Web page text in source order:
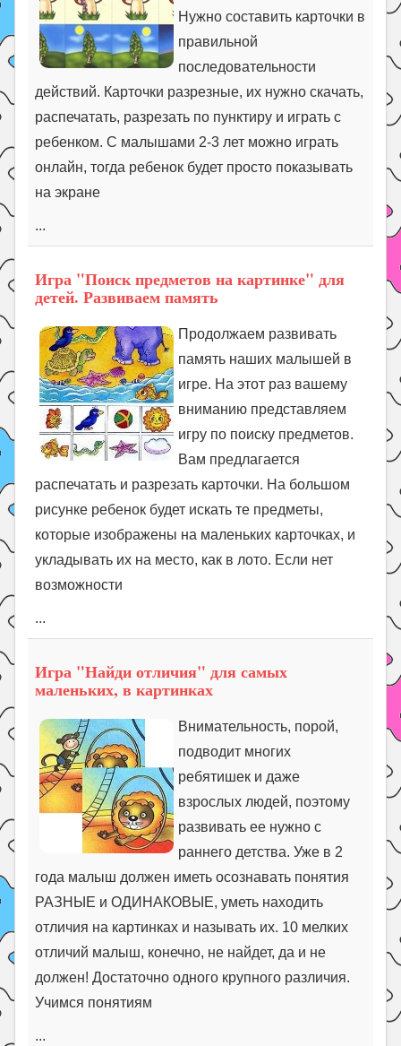
Нужно составить карточки в
правильной
последовательности
действий. Карточки разрезные, их нужно скачать,
распечатать, разрезать по пунктиру и играть с
ребенком. С малышами 2-3 лет можно играть
онлайн, тогда ребенок будет просто показывать
на экране
...
Игра "Поиск предметов на картинке" для
детей. Развиваем память
Продолжаем развивать
память наших малышей в
игре. На этот раз вашему
вниманию представляем
игру по поиску предметов.
Вам предлагается
распечатать и разрезать карточки. На большом
рисунке ребенок будет искать те предметы,
которые изображены на маленьких карточках, и
укладывать их на место, как в лото. Если нет
возможности
...
Игра "Найди отличия" для самых
маленьких, в картинках
Внимательность, порой,
подводит многих
ребятишек и даже
взрослых людей, поэтому
развивать ее нужно с
раннего детства. Уже в 2
года малыш должен иметь осознавать понятия
РАЗНЫЕ и ОДИНАКОВЫЕ, уметь находить
отличия на картинках и называть их. 10 мелких
отличий малыш, конечно, не найдет, да и не
должен! Достаточно одного крупного различия.
Учимся понятиям
...